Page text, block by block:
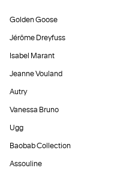
Golden Goose
Jérôme Dreyfuss
Isabel Marant
Jeanne Vouland
Autry
Vanessa Bruno
Ugg
Baobab Collection
Assouline